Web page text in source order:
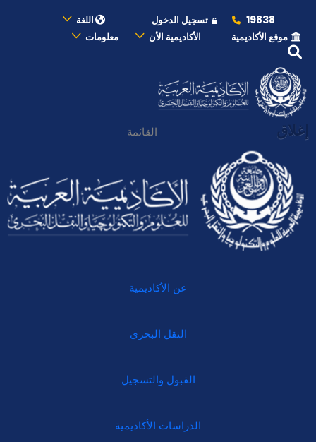
19838 تسجيل الدخول
اللغة
موقع الأكاديمية
الأكاديمية الأن معلومات
إغلاق القائمة
عن الأكاديمية
النقل البحري
القبول والتسجيل
الدراسات الأكاديمية